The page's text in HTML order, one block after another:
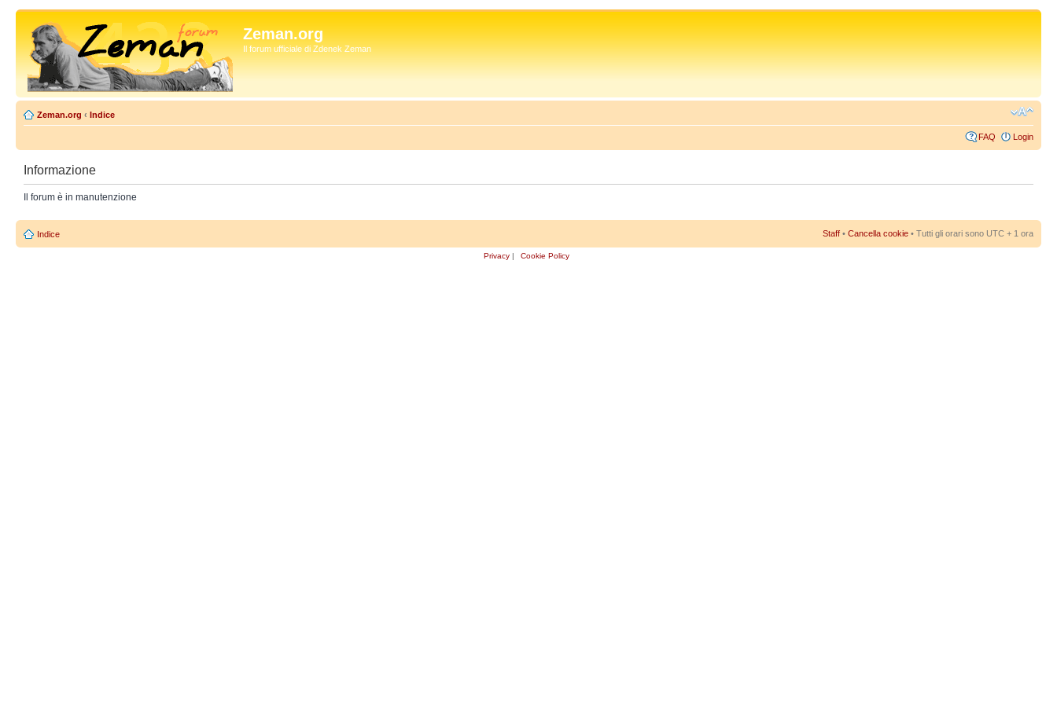
Zeman.org
Il forum ufficiale di Zdenek Zeman
Zeman.org ‹ Indice
FAQ Login
Informazione
Il forum è in manutenzione
Indice Staff • Cancella cookie • Tutti gli orari sono UTC + 1 ora
Privacy | Cookie Policy